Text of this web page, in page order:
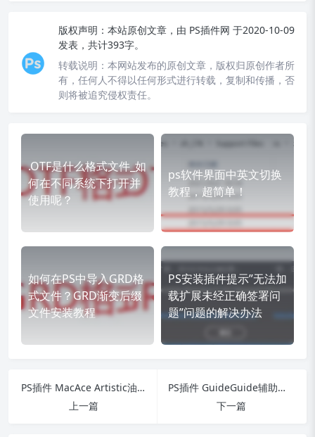
版权声明： 本站原创文章，由 PS插件网 于2020-10-09
发表，共计393字。
转载说明： 本网站发布的原创文章，版权归原创作者所
有，任何人不得以任何形式进行转载，复制和传播，否
则将被追究侵权责任。
.OTF是什么格式文件_如
何在不同系统下打开并
使用呢？
ps软件界面中英文切换
教程，超简单！
如何在PS中导入GRD格
式文件？GRD渐变后缀
文件安装教程
PS安装插件提示”无法加
载扩展未经正确签署问
题”问题的解决办法
PS插件 MacAce Artistic油画滤镜效果v1.0下载中文汉化版
上一篇
PS插件 GuideGuide辅助线参考插件v.5.0.20中文汉化版下载
下一篇